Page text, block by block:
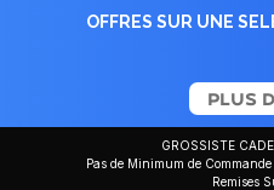
OFFRES SUR UNE
PLUS
GROSSISTE
Pas de Minimum de Commande
Remises